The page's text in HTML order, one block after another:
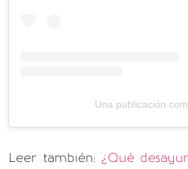
Una publicación
Leer también: ¿Qué